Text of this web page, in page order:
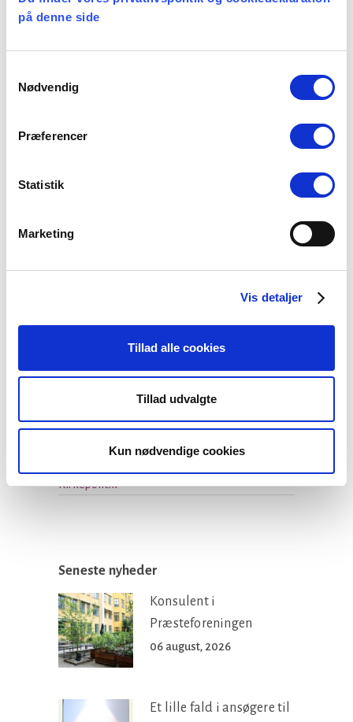
på denne side
Nødvendig
Præferencer
Statistik
Marketing
Vis detaljer
Tillad alle cookies
Tillad udvalgte
Kun nødvendige cookies
sundhedsmyndighedernes retningslinjer og
sker en delvis nedlukning af Danmark i
den nedlukning ikke omfatter
Danmark lukkes ned på grund af
smittetrykket, er det også vigtigt, at man
LinkedIn
Kategorier:
Kirkepolitik
Seneste nyheder
Konsulent i
Præsteforeningen
06 august, 2026
Et lille fald i ansøgere til